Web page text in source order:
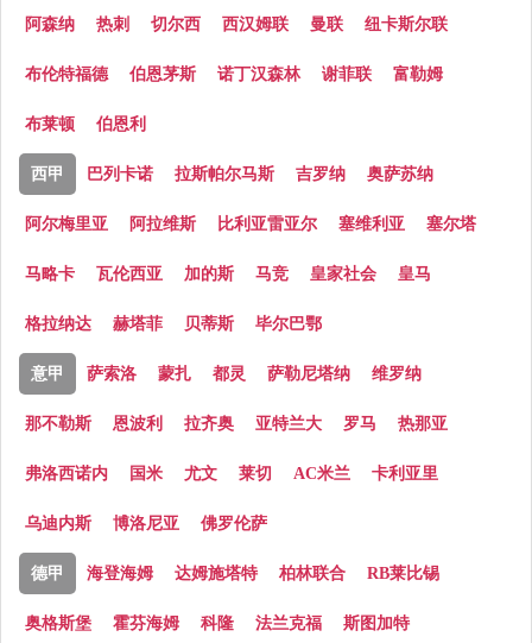
阿森纳 热刺 切尔西 西汉姆联 曼联 纽卡斯尔联
布伦特福德 伯恩茅斯 诺丁汉森林 谢菲联 富勒姆
布莱顿 伯恩利
西甲 巴列卡诺 拉斯帕尔马斯 吉罗纳 奥萨苏纳
阿尔梅里亚 阿拉维斯 比利亚雷亚尔 塞维利亚 塞尔塔
马略卡 瓦伦西亚 加的斯 马竞 皇家社会 皇马
格拉纳达 赫塔菲 贝蒂斯 毕尔巴鄂
意甲 萨索洛 蒙扎 都灵 萨勒尼塔纳 维罗纳
那不勒斯 恩波利 拉齐奥 亚特兰大 罗马 热那亚
弗洛西诺内 国米 尤文 莱切 AC米兰 卡利亚里
乌迪内斯 博洛尼亚 佛罗伦萨
德甲 海登海姆 达姆施塔特 柏林联合 RB莱比锡
奥格斯堡 霍芬海姆 科隆 法兰克福 斯图加特